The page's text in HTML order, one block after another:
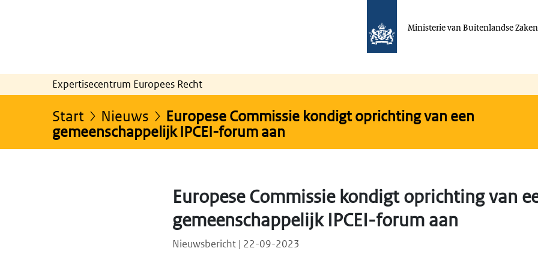
Ministerie van Buitenlandse Zaken
Expertisecentrum Europees Recht
Start Nieuws
Europese Commissie kondigt oprichting van een
gemeenschappelijk IPCEI-forum aan
Europese Commissie kondigt oprichting van
gemeenschappelijk IPCEI-forum aan
Nieuwsbericht | 22-09-2023